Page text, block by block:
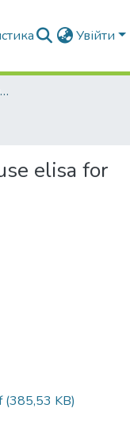
Увійти
Конференції та матеріали конференцій
elisa for
(385,53 KB)